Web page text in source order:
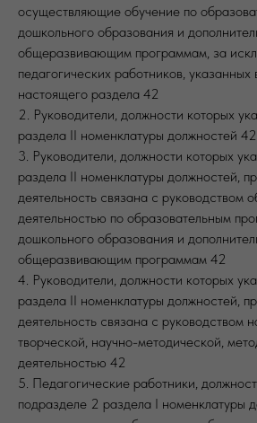
осуществляющие обучение по
дошкольного образования и
общеразвивающим программам, за
педагогических работников, указанных
настоящего раздела 42
2. Руководители, должности которых
раздела II номенклатуры должностей 42
3. Руководители, должности которых
раздела II номенклатуры должностей,
деятельность связана с руководством
деятельностью по образовательным
дошкольного образования и
общеразвивающим программам 42
4. Руководители, должности которых
раздела II номенклатуры должностей,
деятельность связана с руководством
творческой, научно-методической,
деятельностью 42
5. Педагогические работники,
подразделе 2 раздела I номенклатуры